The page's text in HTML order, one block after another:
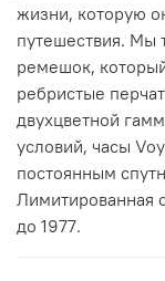
жизни, которую
путешествия. Мы
ремешок,
ребристые
двухцветной
условий, часы
постоянным
Лимитированная
до 1977.